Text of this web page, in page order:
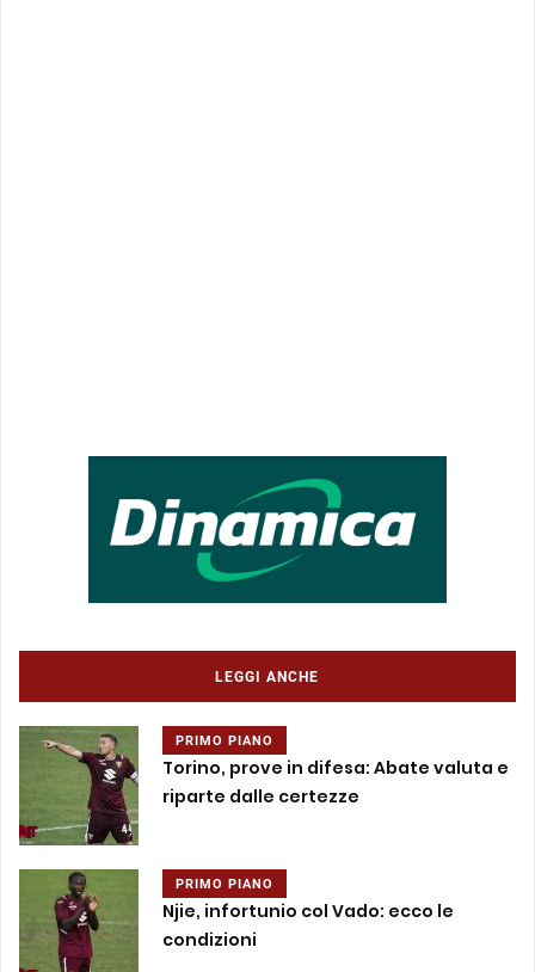
LEGGI ANCHE
PRIMO PIANO
Torino, prove in difesa: Abate valuta e
riparte dalle certezze
PRIMO PIANO
Njie, infortunio col Vado: ecco le
condizioni